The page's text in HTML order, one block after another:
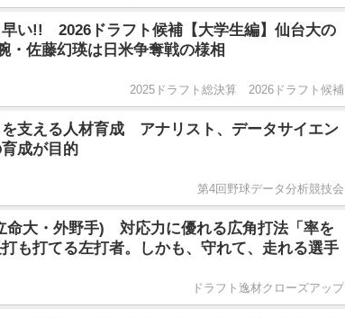
早い!! 2026ドラフト候補【大学生編】仙台大の
・佐藤幻瑛は日米争奪戦の様相
2025ドラフト総決算 2026ドラフト候補
を支える人材育成 アナリスト、データサイエン
成が目的
第4回野球データ分析競技会
命大・外野手) 対応力に優れる広角打法「率を
も打てる左打者。しかも、守れて、走れる選手
ドラフト逸材クローズアップ